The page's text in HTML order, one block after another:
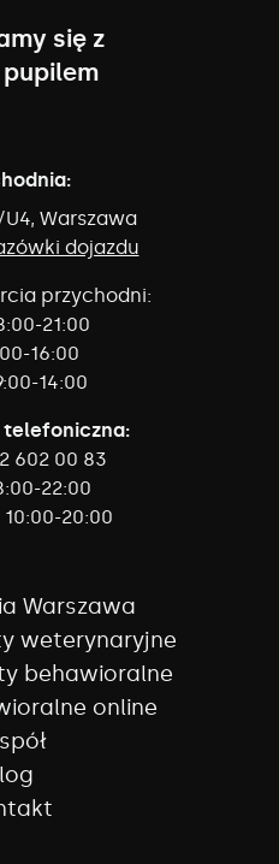
się z
Warszawa
dojazdu
przychodni:
21:00
16:00
14:00
telefoniczna:
602 00 83
22:00
10:00-20:00
Warszawa
weterynaryjne
behawioralne
online